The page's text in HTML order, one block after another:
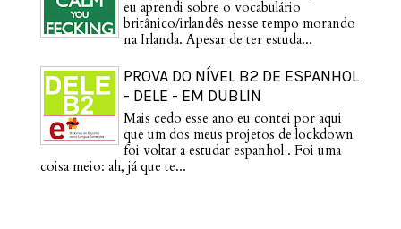
eu aprendi sobre o vocabulário
britânico/irlandês nesse tempo morando
na Irlanda. Apesar de ter estuda...
PROVA DO NÍVEL B2 DE ESPANHOL
- DELE - EM DUBLIN
Mais cedo esse ano eu contei por aqui
que um dos meus projetos de lockdown
foi voltar a estudar espanhol . Foi uma
coisa meio: ah, já que te...